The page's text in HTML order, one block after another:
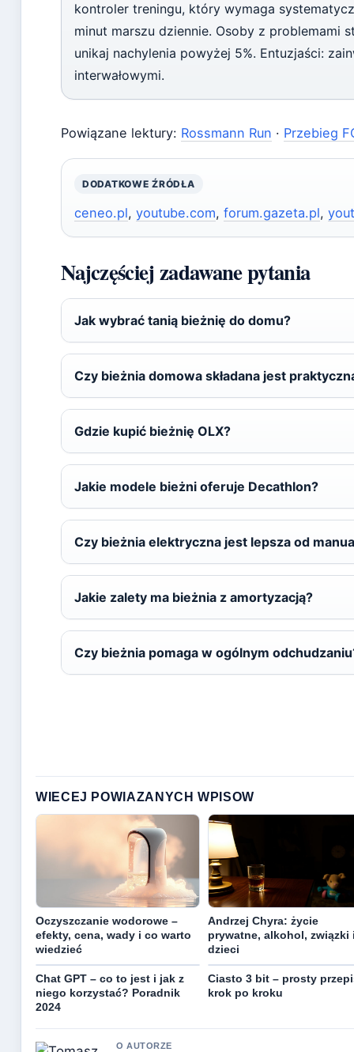
kontroler treningu, który wymaga
minut marszu dziennie. Osoby z problemami
unikaj nachylenia powyżej 5%. Entuzjaści:
interwałowymi.
Powiązane lektury: Rossmann Run · Przebieg
DODATKOWE ŹRÓDŁA
ceneo.pl, youtube.com, forum.gazeta.pl,
Najczęściej zadawane pytania
Jak wybrać tanią bieżnię do domu?
Czy bieżnia domowa składana jest
Gdzie kupić bieżnię OLX?
Jakie modele bieżni oferuje Decathlon?
Czy bieżnia elektryczna jest lepsza od
Jakie zalety ma bieżnia z amortyzacją?
Czy bieżnia pomaga w ogólnym
WIECEJ POWIAZANYCH WPISOW
Oczyszczanie wodorowe –
efekty, cena, wady i co warto
wiedzieć
Andrzej Chyra: życie
prywatne, alkohol, związki
dzieci
Chat GPT – co to jest i jak z
niego korzystać? Poradnik
2024
Ciasto 3 bit – prosty
krok po kroku
O AUTORZE